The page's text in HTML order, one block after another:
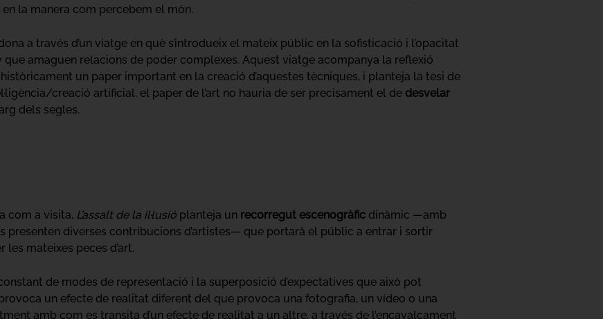
la manera com percebem el món.
a través d’un viatge en què s’introdueix el mateix públic en la sofisticació i l’opacitat
que amaguen relacions de poder complexes. Aquest viatge acompanya la reflexió
un paper important en la creació d’aquestes tècniques, i planteja la tesi de
creació artificial, el paper de l’art no hauria de ser precisament el de desvelar
dels segles.
com a visita, L’assalt de la il·lusió planteja un recorregut escenogràfic dinàmic —amb
presenten diverses contribucions d’artistes— que portarà el públic a entrar i sortir
mateixes peces d’art.
de modes de representació i la superposició d’expectatives que això pot
un efecte de realitat diferent del que provoca una fotografia, un vídeo o una
amb com es transita d’un efecte de realitat a un altre, a través de l’encavalcament